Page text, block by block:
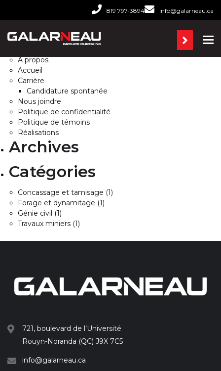
819 797-3894 info@galarneau.ca
Pages
À propos
Accueil
Carrière
Candidature spontanée
Nous joindre
Politique de confidentialité
Politique de témoins
Réalisations
Archives
Catégories
Concassage et tamisage (1)
Forage et dynamitage (1)
Génie civil (1)
Travaux miniers (1)
721, boulevard de l’Université
Rouyn-Noranda (QC) J9X 7C5
info@galarneau.ca